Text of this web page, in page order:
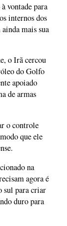
vontade para
internos dos
mais sua
o Irã cercou
do Golfo
apoiado
de armas
o controle
que ele
na
agora é
sul para criar
duro para